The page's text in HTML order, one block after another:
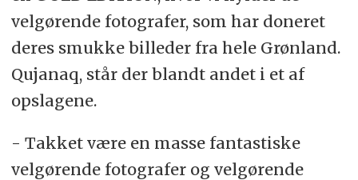
velgørende fotografer, som har doneret
deres smukke billeder fra hele Grønland.
Qujanaq, står der blandt andet i et af
opslagene.
- Takket være en masse fantastiske
velgørende fotografer og velgørende